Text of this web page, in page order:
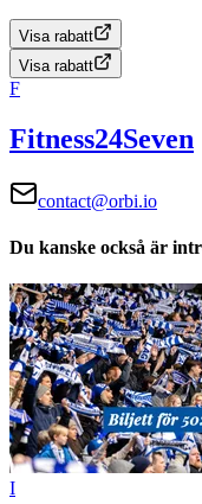
Visa rabatt
Visa rabatt
F
Fitness24Seven
contact@orbi.io
Du kanske också är
I